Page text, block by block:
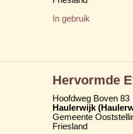
In gebruik
Hervormde
Hoofdweg Boven 83
Haulerwijk
Gemeente
Friesland